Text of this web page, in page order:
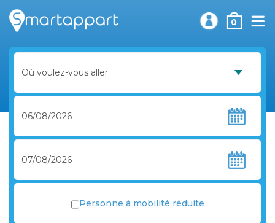
0
Personne à mobilité réduite